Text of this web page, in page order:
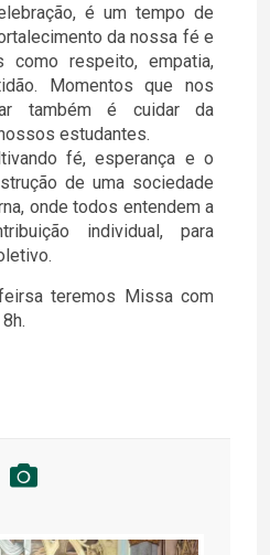
é um tempo de
da nossa fé e
como respeito, empatia,
Momentos que nos
também é cuidar da
estudantes.
fé, esperança e o
de uma sociedade
onde todos entendem a
individual, para
teremos Missa com